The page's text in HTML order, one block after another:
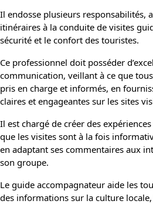
Il endosse plusieurs responsabilités,
itinéraires à la conduite de visites
sécurité et le confort des touristes.
Ce professionnel doit posséder
communication, veillant à ce que
pris en charge et informés, en
claires et engageantes sur les sites
Il est chargé de créer des
que les visites sont à la fois
en adaptant ses commentaires aux
son groupe.
Le guide accompagnateur aide les
des informations sur la culture